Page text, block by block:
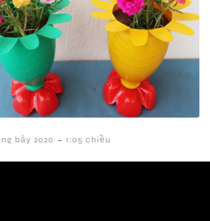
bảy 2020 - 1:05 chiều